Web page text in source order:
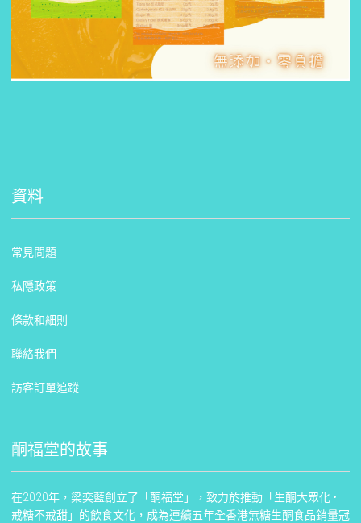
資料
常見問題
私隱政策
條款和細則
聯絡我們
訪客訂單追蹤
酮福堂的故事
在2020年，梁奕藍創立了「酮福堂」，致力於推動「生酮大眾化 •
戒糖不戒甜」的飲食文化，成為連續五年全香港無糖生酮食品銷量冠